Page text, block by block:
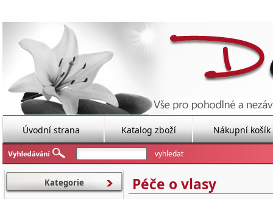
Úvodní strana Katalog zboží Nákupní košík
Péče o vlasy
Kategorie